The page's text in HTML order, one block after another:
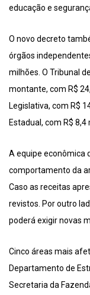
educação e
O novo decreto
órgãos
milhões. O Tribunal
montante, com R$
Legislativa, com R$
Estadual, com R$ 8,4
A equipe econômica
comportamento da
Caso as receitas
revistos. Por outro
poderá exigir novas
Cinco áreas mais
Departamento de
Secretaria da